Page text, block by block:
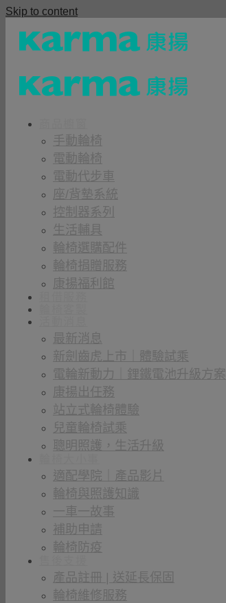
Skip to content
手動輪椅
電動輪椅
電動代步車
座/背墊系統
控制器系列
生活輔具
輪椅選購配件
輪椅捐贈服務
康揚福利館
最新消息
新劍齒虎上市｜體驗試乘
電輪新動力｜鋰鐵電池升級方案
康揚出任務
站立式輪椅體驗
兒童輪椅試乘
聰明照護，生活升級
適配學院｜產品影片
輪椅與照護知識
一車一故事
補助申請
輪椅防疫
產品註冊 | 送延長保固
輪椅維修服務